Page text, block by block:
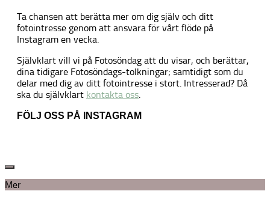
Ta chansen att berätta mer om dig själv och ditt
fotointresse genom att ansvara för vårt flöde på
Instagram en vecka.
Självklart vill vi på Fotosöndag att du visar, och berättar,
dina tidigare Fotosöndags-tolkningar; samtidigt som du
delar med dig av ditt fotointresse i stort. Intresserad? Då
ska du självklart kontakta oss.
FÖLJ OSS PÅ INSTAGRAM
Mer